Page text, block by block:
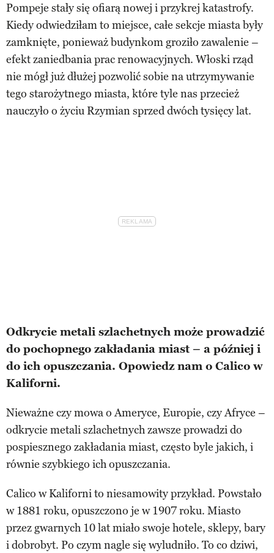
Pompeje stały się ofiarą nowej i przykrej katastrofy.
Kiedy odwiedziłam to miejsce, całe sekcje miasta były
zamknięte, ponieważ budynkom groziło zawalenie –
efekt zaniedbania prac renowacyjnych. Włoski rząd
nie mógł już dłużej pozwolić sobie na utrzymywanie
tego starożytnego miasta, które tyle nas przecież
nauczyło o życiu Rzymian sprzed dwóch tysięcy lat.
Odkrycie metali szlachetnych może prowadzić
do pochopnego zakładania miast – a później i
do ich opuszczania. Opowiedz nam o Calico w
Kaliforni.
Nieważne czy mowa o Ameryce, Europie, czy Afryce –
odkrycie metali szlachetnych zawsze prowadzi do
pospiesznego zakładania miast, często byle jakich, i
równie szybkiego ich opuszczania.
Calico w Kaliforni to niesamowity przykład. Powstało
w 1881 roku, opuszczono je w 1907 roku. Miasto
przez gwarnych 10 lat miało swoje hotele, sklepy, bary
i dobrobyt. Po czym nagle się wyludniło. To co dziwi,